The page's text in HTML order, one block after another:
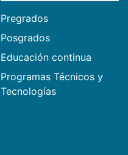
Pregrados
Posgrados
Educación continua
Programas Técnicos y
Tecnologías